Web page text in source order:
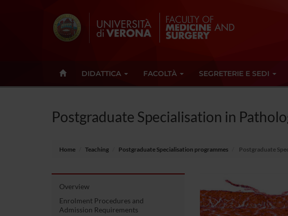
DIDATTICA FACOLTÀ SEGRETERIE E SEDI
Postgraduate Specialisation in
Home Teaching Postgraduate Specialisation programmes Postgraduate
Overview
Enrolment Procedures and
Admission Requirements